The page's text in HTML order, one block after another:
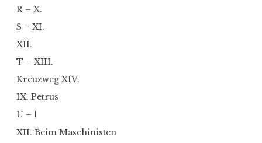
R – X.
S – XI.
XII.
T – XIII.
Kreuzweg XIV.
IX. Petrus
U – 1
XII. Beim Maschinisten